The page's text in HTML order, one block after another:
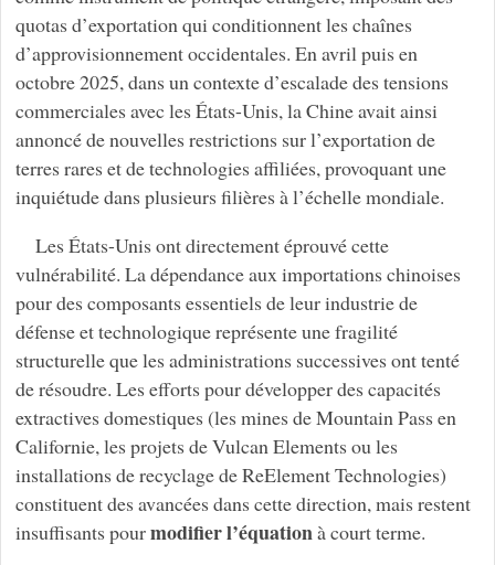
quotas d’exportation qui conditionnent les chaînes
d’approvisionnement occidentales. En avril puis en
octobre 2025, dans un contexte d’escalade des tensions
commerciales avec les États-Unis, la Chine avait ainsi
annoncé de nouvelles restrictions sur l’exportation de
terres rares et de technologies affiliées, provoquant une
inquiétude dans plusieurs filières à l’échelle mondiale.
Les États-Unis ont directement éprouvé cette
vulnérabilité. La dépendance aux importations chinoises
pour des composants essentiels de leur industrie de
défense et technologique représente une fragilité
structurelle que les administrations successives ont tenté
de résoudre. Les efforts pour développer des capacités
extractives domestiques (les mines de Mountain Pass en
Californie, les projets de Vulcan Elements ou les
installations de recyclage de ReElement Technologies)
constituent des avancées dans cette direction, mais restent
insuffisants pourmodifier l’équationà court terme.